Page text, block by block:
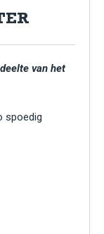
van het
spoedig